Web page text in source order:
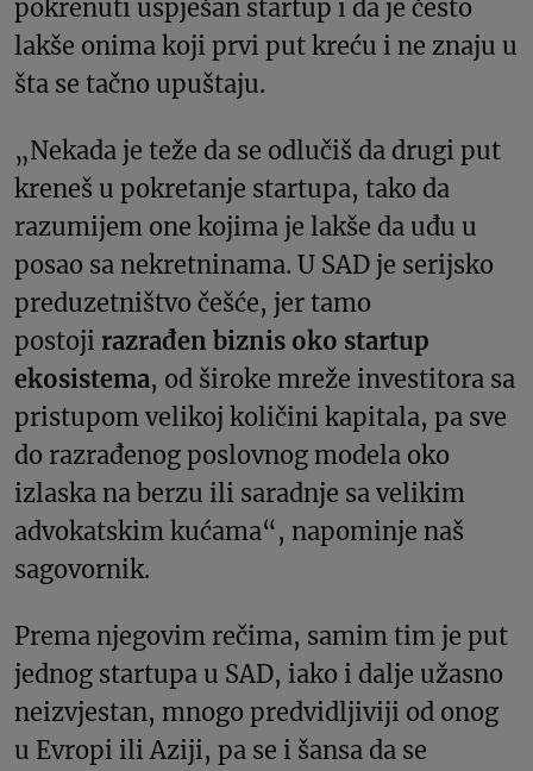
pokrenuti uspješan startup i da je često
lakše onima koji prvi put kreću i ne znaju u
šta se tačno upuštaju.
„Nekada je teže da se odlučiš da drugi put
kreneš u pokretanje startupa, tako da
razumijem one kojima je lakše da uđu u
posao sa nekretninama. U SAD je serijsko
preduzetništvo češće, jer tamo
postoji razrađen biznis oko startup
ekosistema, od široke mreže investitora sa
pristupom velikoj količini kapitala, pa sve
do razrađenog poslovnog modela oko
izlaska na berzu ili saradnje sa velikim
advokatskim kućama“, napominje naš
sagovornik.
Prema njegovim rečima, samim tim je put
jednog startupa u SAD, iako i dalje užasno
neizvjestan, mnogo predvidljiviji od onog
u Evropi ili Aziji, pa se i šansa da se